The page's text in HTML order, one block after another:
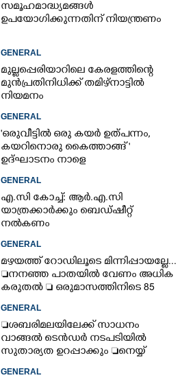
സമൂഹമാദ്ധ്യമങ്ങൾ
ഉപയോഗിക്കുന്നതിന് നിയന്ത്രണം
GENERAL
മുല്ലപ്പെരിയാറിലെ കേരളത്തിന്റെ
മുൻപ്രതിനിധിക്ക് തമിഴ്നാട്ടിൽ
നിയമനം
GENERAL
'ഒരുവീട്ടിൽ ഒരു കയർ ഉത്പന്നം,
കയറിനൊരു കൈത്താങ്ങ് '
ഉദ്ഘാടനം നാളെ
GENERAL
എ.സി കോച്ച്: ആർ.എ.സി
യാത്രക്കാർക്കും ബെഡ്ഷീറ്റ്
നൽകണം
GENERAL
മഴയത്ത് റോഡിലൂടെ മിന്നിപ്പായല്ലേ...
നനഞ്ഞ പാതയിൽ വേണം അധിക
കരുതൽ  ഒരുമാസത്തിനിടെ 85
GENERAL
ശബരിമലയിലേക്ക് സാധനം
വാങ്ങൽ ടെൻ‌ഡർ നടപടിയിൽ
സുതാര്യത ഉറപ്പാക്കും നെയ്യ്
GENERAL